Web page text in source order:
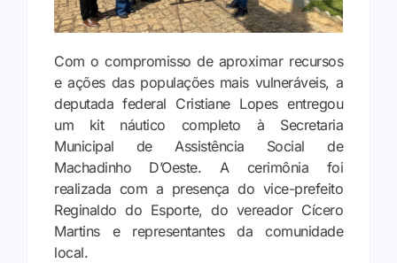
Com o compromisso de aproximar recursos
e ações das populações mais vulneráveis, a
deputada federal Cristiane Lopes entregou
um kit náutico completo à Secretaria
Municipal de Assistência Social de
Machadinho D’Oeste. A cerimônia foi
realizada com a presença do vice-prefeito
Reginaldo do Esporte, do vereador Cícero
Martins e representantes da comunidade
local.